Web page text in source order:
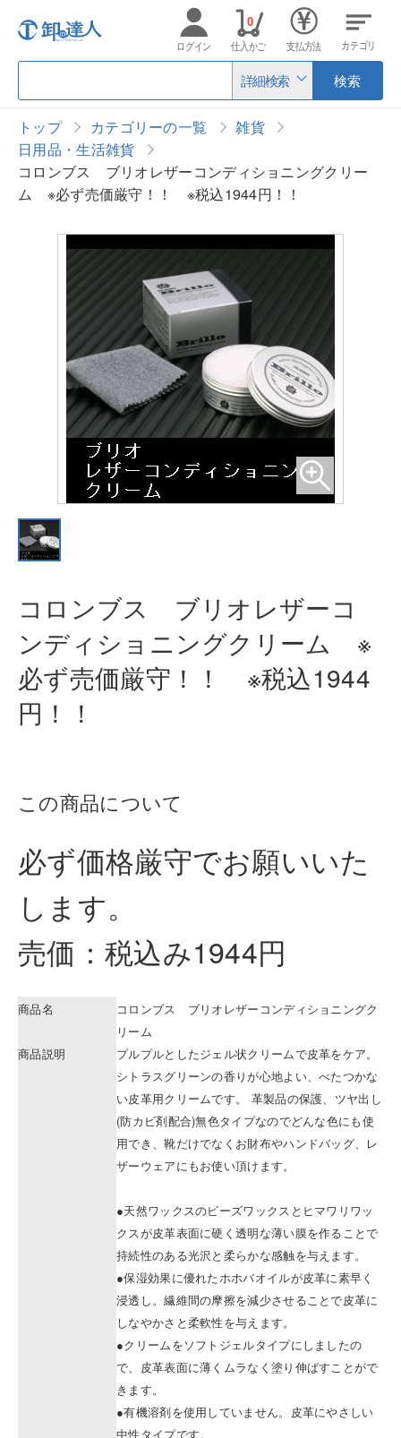
詳細検索 検索
ログイン 仕入かご
0
支払方法 カテゴリ
トップ カテゴリーの一覧
雑貨
日用品・生活雑貨
コロンブス ブリオレザーコンディショニングクリー
ム ※必ず売価厳守！！ ※税込1944円！！
コロンブス ブリオレザーコ
ンディ ショニングクリーム ※
必ず売価厳守！！ ※税込1944
円！！
この商品について
必ず価格厳守でお願いいた
します。
売価：税込み1944円
商品名
コロンブス ブリオレザーコンディショニングク
リーム
商品説明
プルプルとしたジェル状クリームで皮革をケア。
シトラスグリーンの香りが心地よい、べたつかな
い皮革用クリームです。 革製品の保護、ツヤ出し
(防カビ剤配合)無色タイプなのでどんな色にも使
用でき、靴だけでなくお財布やハンドバッグ、レ
ザーウェアにもお使い頂けます。
●天然ワックスのビーズワックスとヒマワリワッ
クスが皮革表面に硬く透明な薄い膜を作ることで
持続性のある光沢と柔らかな感触を与えます。
●保湿効果に優れたホホバオイルが皮革に素早く
浸透し。繊維間の摩擦を減少させることで皮革に
しなやかさと柔軟性を与えます。
●クリームをソフトジェルタイプにしましたの
で、皮革表面に薄くムラなく塗り伸ばすことがで
きます。
●有機溶剤を使用していません。皮革にやさしい
中性タイプです。